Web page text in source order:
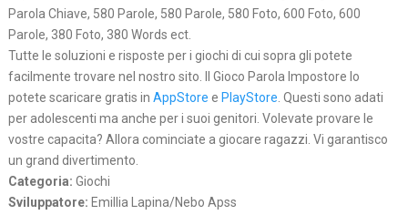
Parola Chiave, 580 Parole, 580 Parole, 580 Foto, 600 Foto, 600
Parole, 380 Foto, 380 Words ect.
Tutte le soluzioni e risposte per i giochi di cui sopra gli potete
facilmente trovare nel nostro sito. Il Gioco Parola Impostore lo
potete scaricare gratis in AppStore e PlayStore. Questi sono adati
per adolescenti ma anche per i suoi genitori. Volevate provare le
vostre capacita? Allora cominciate a giocare ragazzi. Vi garantisco
un grand divertimento.
Categoria: Giochi
Sviluppatore: Emillia Lapina/Nebo Apss